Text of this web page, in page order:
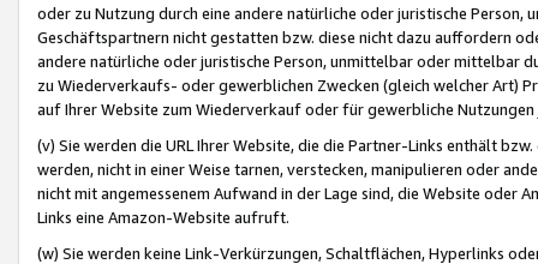
oder zu Nutzung durch eine andere natürliche oder juristische
Geschäftspartnern nicht gestatten bzw. diese nicht dazu auffordern
andere natürliche oder juristische Person, unmittelbar oder mittelbar
zu Wiederverkaufs- oder gewerblichen Zwecken (gleich welcher Art)
auf Ihrer Website zum Wiederverkauf oder für gewerbliche
(v) Sie werden die URL Ihrer Website, die die Partner-Links enthält
werden, nicht in einer Weise tarnen, verstecken, manipulieren oder
nicht mit angemessenem Aufwand in der Lage sind, die Website oder
Links eine Amazon-Website aufruft.
(w) Sie werden keine Link-Verkürzungen, Schaltflächen, Hyperlinks